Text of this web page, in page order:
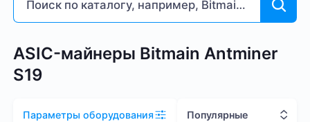
Цена (RUB)
ASIC-майнеры Bitmain Antminer
S19
Параметры оборудования Популярные